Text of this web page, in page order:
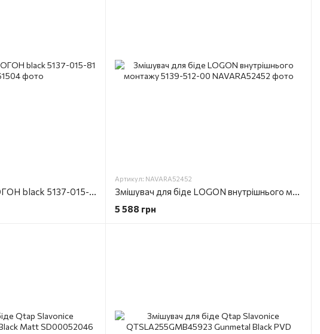
Змішувач для біде ЛОГОН black 5137-015-81
Артикул: NAVARA52452
Змішувач для біде LOGON внутрішнього монтажу 5139-512-00
5 588 грн